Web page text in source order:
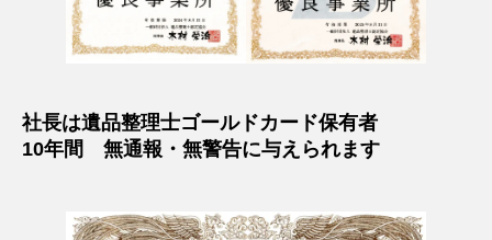
社長は遺品整理士ゴールドカード保有者
10年間 無通報・無警告に与えられます